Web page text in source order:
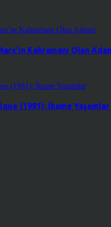
Kahramanı Olan
(1991): İkame Yaşamlar